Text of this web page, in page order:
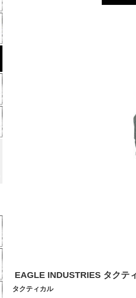
EAGLE INDUSTRIES タクテ
タクティカル